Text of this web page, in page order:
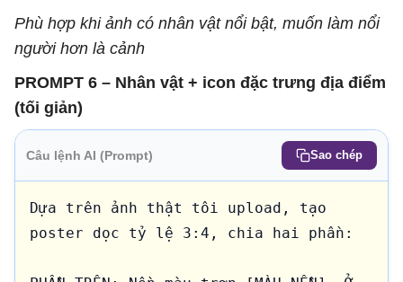
Phù hợp khi ảnh có nhân vật nổi bật, muốn làm nổi
người hơn là cảnh
PROMPT 6 – Nhân vật + icon đặc trưng địa điểm
(tối giản)
Câu lệnh AI (Prompt) Sao chép
Dựa trên ảnh thật tôi upload, tạo
poster dọc tỷ lệ 3:4, chia hai phần: